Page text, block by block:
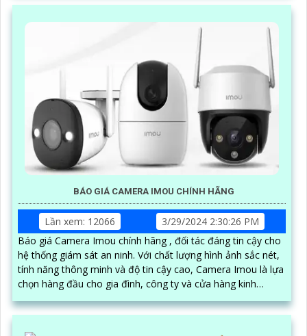
BÁO GIÁ CAMERA IMOU CHÍNH HÃNG
Lần xem: 12066
3/29/2024 2:30:26 PM
Báo giá Camera Imou chính hãng , đối tác đáng tin cậy cho
hệ thống giám sát an ninh. Với chất lượng hình ảnh sắc nét,
tính năng thông minh và độ tin cậy cao, Camera Imou là lựa
chọn hàng đầu cho gia đình, công ty và cửa hàng kinh
doanh